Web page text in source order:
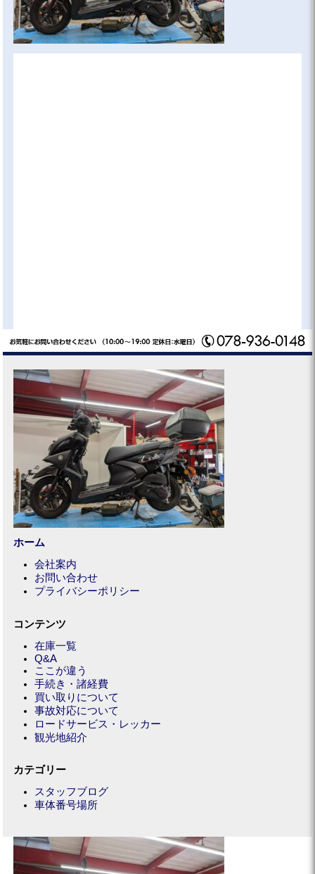
ホーム
会社案内
お問い合わせ
プライバシーポリシー
コンテンツ
在庫一覧
Q&A
ここが違う
手続き・諸経費
買い取りについて
事故対応について
ロードサービス・レッカー
観光地紹介
カテゴリー
スタッフブログ
車体番号場所